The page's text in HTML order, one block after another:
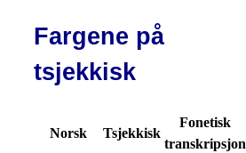
Fargene på
tsjekkisk
Norsk Tsjekkisk
Fonetisk
transkripsjon